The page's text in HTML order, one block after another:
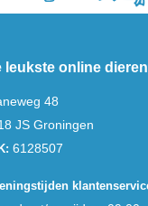
leukste online
48
JS Groningen
6128507